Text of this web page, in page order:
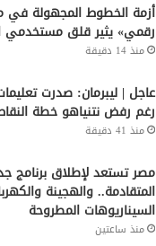
أزمة الخطوط المجهولة
رقمي» يثير قلق مستخدمي
منذ 14 دقيقة
عاجل | ليبرمان: صدرت
رغم رفض نتنياهو خطة النقاط
منذ 41 دقيقة
مصر تستعد لإطلاق برنامج
المتقادمة.. والهجينة
السيناريوهات المطروحة
منذ ساعتين